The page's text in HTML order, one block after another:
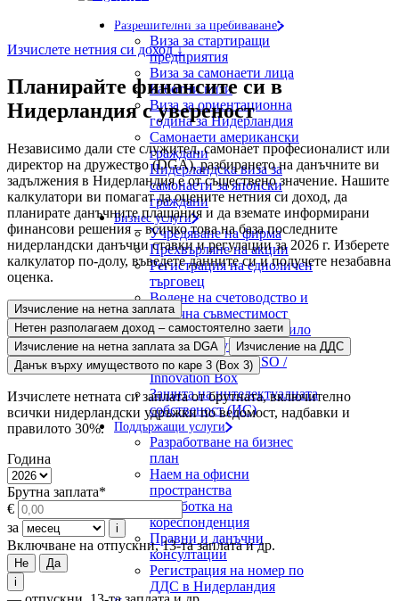
Разрешителни за пребиваване
Виза за стартиращи
предприятия
Виза за самонаети лица
Работни визи
Виза за ориентационна
година за Нидерландия
Самонаети американски
граждани
Нидерландска виза за
самонаети за японски
граждани
Бизнес услуги
Учредяване на фирма
Прехвърляне на акции
Регистрация на едноличен
търговец
Водене на счетоводство и
данъчна съвместимост
Заявление за 30% правило
Правни услуги
Поддръжка за WBSO /
Innovation Box
Защита на интелектуалната
собственост (ИС)
Поддържащи услуги
Разработване на бизнес
план
Наем на офисни
пространства
Обработка на
кореспонденция
Правни и данъчни
консултации
Регистрация на номер по
ДДС в Нидерландия
Нидерландия. Безплатни, актуални и лесни за използване.
Изчислете нетния си доход ↓
Планирайте финансите си в
Нидерландия с увереност
Независимо дали сте служител, самонает професионалист или
директор на дружество (DGA), разбирането на данъчните ви
задължения в Нидерландия е от съществено значение. Нашите
калкулатори ви помагат да оцените нетния си доход, да
планирате данъчните плащания и да вземате информирани
финансови решения – всичко това на база последните
нидерландски данъчни ставки и регулации за 2026 г. Изберете
калкулатор по-долу, въведете данните си и получете незабавна
оценка.
Изчисление на нетна заплата
Нетен разполагаем доход – самостоятелно заети
Изчисление на нетна заплата за DGA
Изчисление на ДДС
Данък върху имуществото по каре 3 (Box 3)
Изчислете нетната си заплата от брутната, включително
всички нидерландски удръжки по ведомост, надбавки и
правилото 30%.
Година
Брутна заплата*
€
за
i
Включване на отпускни, 13-та заплата и др.
Не
Да
i